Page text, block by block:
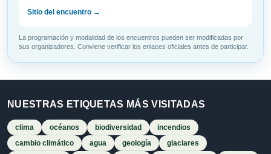
Sitio del encuentro →
La programación y modalidad de los encuentros pueden ser modificadas por
sus organizadores. Conviene verificar los enlaces oficiales antes de participar.
NUESTRAS ETIQUETAS MÁS VISITADAS
clima océanos biodiversidad
incendios
cambio climático
agua geología
glaciares